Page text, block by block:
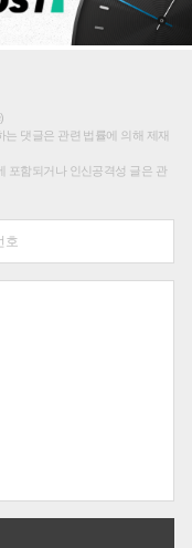
댓글은 관련 법률에 의해 제재
포함되거나 인신공격성 글은 관